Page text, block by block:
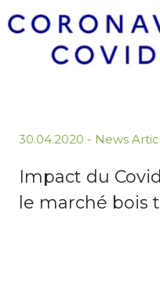
30.04.2020 - News
Impact du
le marché bois